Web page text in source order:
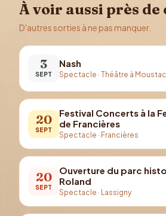
À voir aussi près de
D'autres sorties à ne pas manquer.
3
SEPT
Nash
Spectacle · Théâtre à
20
SEPT
Festival Concerts à la
de Francières
Spectacle · Francières
20
SEPT
Ouverture du parc
Roland
Spectacle · Lassigny